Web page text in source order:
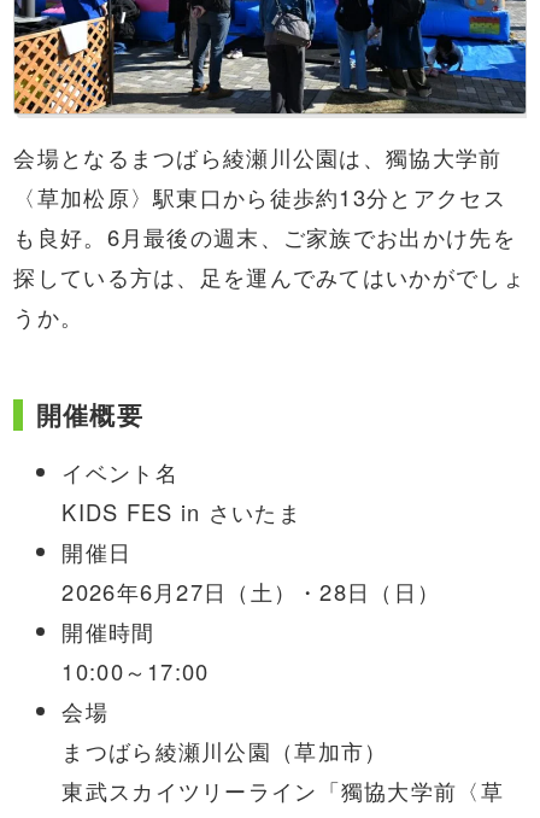
会場となるまつばら綾瀬川公園は、獨協大学前
〈草加松原〉駅東口から徒歩約13分とアクセス
も良好。6月最後の週末、ご家族でお出かけ先を
探している方は、足を運んでみてはいかがでしょ
うか。
開催概要
イベント名
KIDS FES in さいたま
開催日
2026年6月27日（土）・28日（日）
開催時間
10:00～17:00
会場
まつばら綾瀬川公園（草加市）
東武スカイツリーライン「獨協大学前〈草